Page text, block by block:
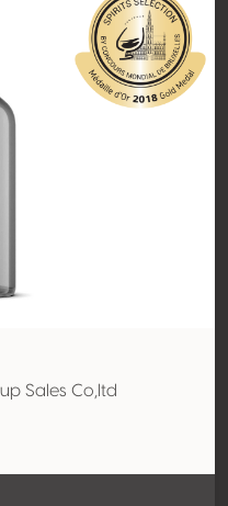
Sales Co,ltd